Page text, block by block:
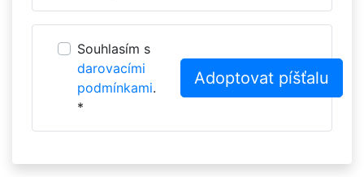
Souhlasím s
darovacími
podmínkami.
*